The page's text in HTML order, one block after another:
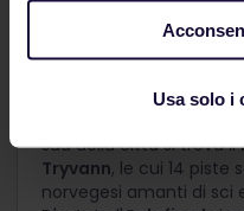
Usa solo i
convivono in
norvegesi nel creare
sud della città si trova il
Tryvann, le cui 14 piste
norvegesi amanti di sci